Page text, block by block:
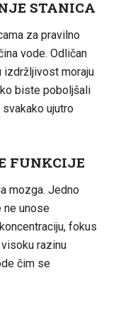
STANICA
za pravilno
vode. Odličan
moraju
biste poboljšali
ujutro
FUNKCIJE
mozga. Jedno
ne unose
fokus
razinu
čim se